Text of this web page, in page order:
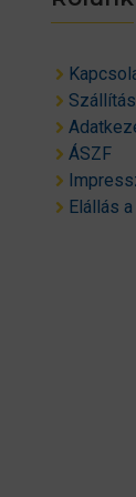
ÁSZF
Elállás